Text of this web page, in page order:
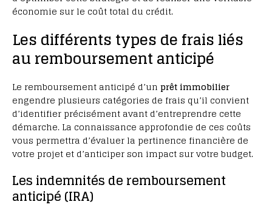
économie sur le coût total du crédit.
Les différents types de frais liés
au remboursement anticipé
Le remboursement anticipé d’un prêt immobilier
engendre plusieurs catégories de frais qu’il convient
d’identifier précisément avant d’entreprendre cette
démarche. La connaissance approfondie de ces coûts
vous permettra d’évaluer la pertinence financière de
votre projet et d’anticiper son impact sur votre budget.
Les indemnités de remboursement
anticipé (IRA)